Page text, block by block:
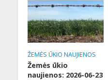
ŽEMĖS ŪKIO NAUJIENOS
Žemės ūkio
naujienos: 2026-06-23